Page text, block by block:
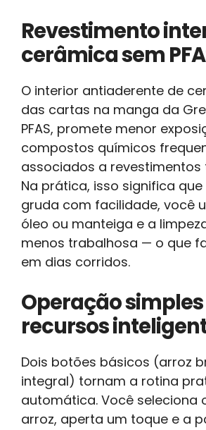
Revestimento
cerâmica sem
O interior antiaderente de
das cartas na manga da
PFAS, promete menor
compostos químicos
associados a revestimentos
Na prática, isso significa
gruda com facilidade, você
óleo ou manteiga e a
menos trabalhosa — o que
em dias corridos.
Operação simples
recursos
Dois botões básicos (arroz
integral) tornam a rotina
automática. Você seleciona
arroz, aperta um toque e a